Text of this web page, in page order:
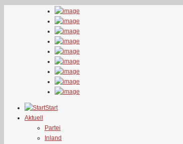
Start
Aktuell
Partei
Inland